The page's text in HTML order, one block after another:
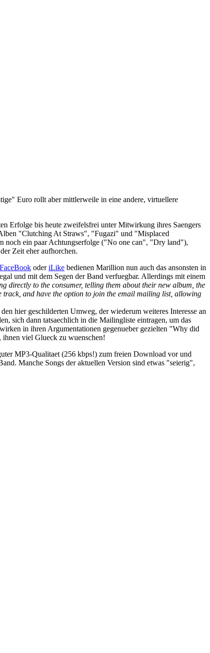
Euro rollt aber mittlerweile in eine andere, virtuellere
Erfolge bis heute zweifelsfrei unter Mitwirkung ihres Saengers
"Clutching At Straws", "Fugazi" und "Misplaced
noch ein paar Achtungserfolge ("No one can", "Dry land"),
Zeit eher aufhorchen.
FaceBook oderiLike bedienen Marillion nun auch das ansonsten in
und mit dem Segen der Band verfuegbar. Allerdings mit einem
directly to the consumer, telling them about their new album, the
and have the option to join the email mailing list, allowing
hier geschilderten Umweg, der wiederum weiteres Interesse an
sich dann tatsaechlich in die Mailingliste eintragen, um das
in ihren Argumentationen gegenueber gezielten "Why did
viel Glueck zu wuenschen!
MP3-Qualitaet (256 kbps!) zum freien Download vor und
Manche Songs der aktuellen Version sind etwas "seierig",